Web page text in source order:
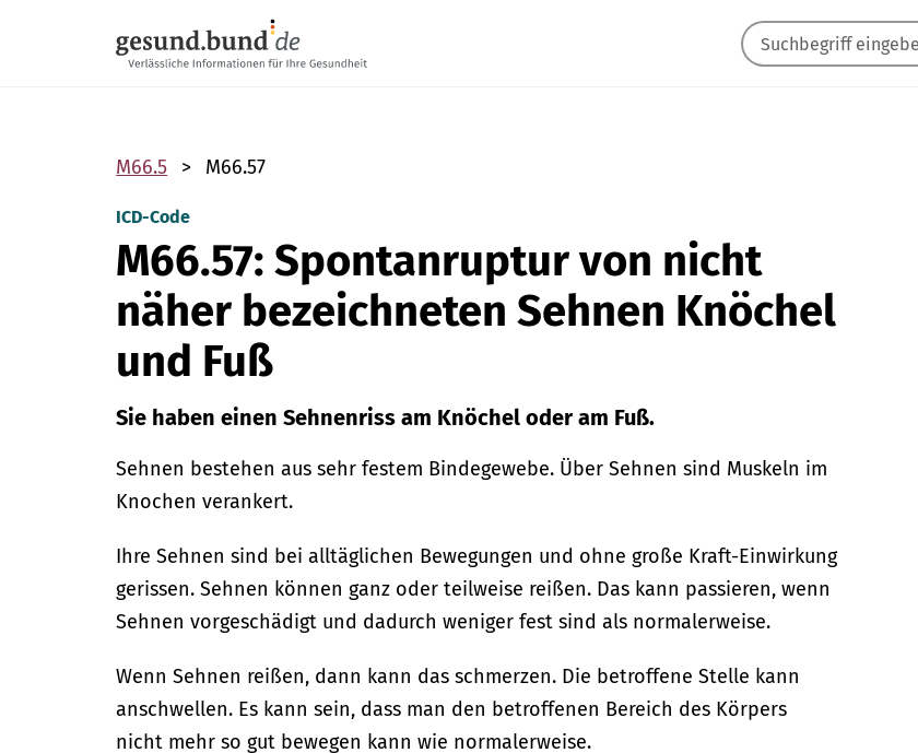
M66.5 M66.57
ICD-Code
M66.57: Spontanruptur von nicht
näher bezeichneten Sehnen Knöchel
und Fuß
Sie haben einen Sehnenriss am Knöchel oder am Fuß.
Sehnen bestehen aus sehr festem Bindegewebe. Über Sehnen sind Muskeln im
Knochen verankert.
Ihre Sehnen sind bei alltäglichen Bewegungen und ohne große Kraft-Einwirkung
gerissen. Sehnen können ganz oder teilweise reißen. Das kann passieren, wenn
Sehnen vorgeschädigt und dadurch weniger fest sind als normalerweise.
Wenn Sehnen reißen, dann kann das schmerzen. Die betroffene Stelle kann
anschwellen. Es kann sein, dass man den betroffenen Bereich des Körpers
nicht mehr so gut bewegen kann wie normalerweise.